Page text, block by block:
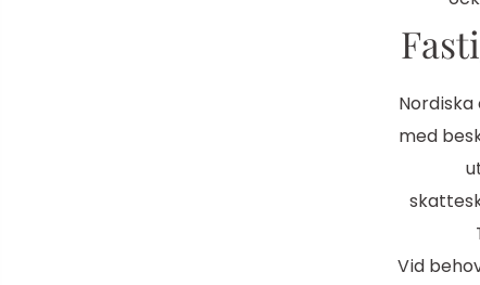
med
Vid